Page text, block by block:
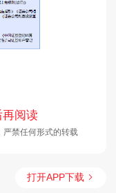
阅读
严禁任何形式的转载
打开APP下载